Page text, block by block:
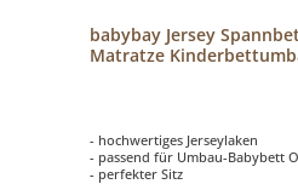
babybay Jersey
Matratze
- hochwertiges Jerseylaken
- passend für Umbau-Babybett
- perfekter Sitz